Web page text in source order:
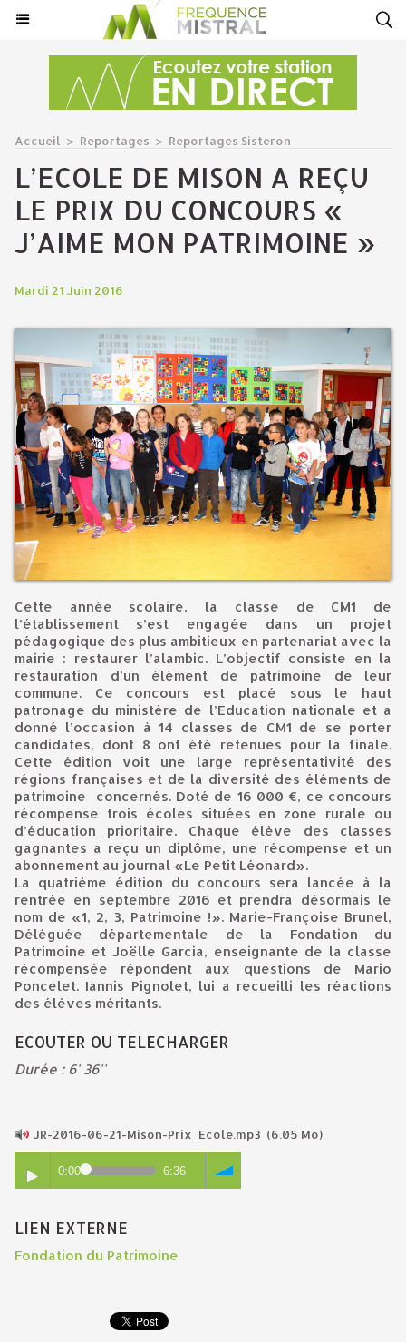
Accueil > Reportages > Reportages Sisteron
L’ECOLE DE MISON A REÇU
LE PRIX DU CONCOURS «
J’AIME MON PATRIMOINE »
Mardi 21 Juin 2016
Cette année scolaire, la classe de CM1 de
l’établissement s’est engagée dans un projet
pédagogique des plus ambitieux en partenariat avec la
mairie : restaurer l’alambic. L’objectif consiste en la
restauration d’un élément de patrimoine de leur
commune. Ce concours est placé sous le haut
patronage du ministère de l’Education nationale et a
donné l’occasion à 14 classes de CM1 de se porter
candidates, dont 8 ont été retenues pour la finale.
Cette édition voit une large représentativité des
régions françaises et de la diversité des éléments de
patrimoine concernés. Doté de 16 000 €, ce concours
récompense trois écoles situées en zone rurale ou
d’éducation prioritaire. Chaque élève des classes
gagnantes a reçu un diplôme, une récompense et un
abonnement au journal «Le Petit Léonard».
La quatrième édition du concours sera lancée à la
rentrée en septembre 2016 et prendra désormais le
nom de «1, 2, 3, Patrimoine !». Marie-Françoise Brunel,
Déléguée départementale de la Fondation du
Patrimoine et Joëlle Garcia, enseignante de la classe
récompensée répondent aux questions de Mario
Poncelet. Iannis Pignolet, lui a recueilli les réactions
des élèves méritants.
ECOUTER OU TELECHARGER
Durée : 6' 36''
JR-2016-06-21-Mison-Prix_Ecole.mp3 (6.05 Mo)
0:00 6:36
LIEN EXTERNE
Fondation du Patrimoine